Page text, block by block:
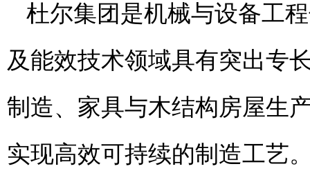
杜尔集团是机械与设备工
及能效技术领域具有突出专
制造、家具与木结构房屋生
实现高效可持续的制造工艺